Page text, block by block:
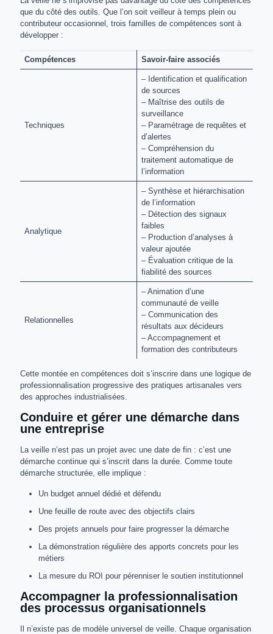
que du côté des outils. Que l’on soit veilleur à temps plein ou
contributeur occasionnel, trois familles de compétences sont à
développer :
Compétences Savoir-faire associés
Techniques
– Identification et qualification
de sources
– Maîtrise des outils de
surveillance
– Paramétrage de requêtes et
d’alertes
– Compréhension du
traitement automatique de
l’information
Analytique
– Synthèse et hiérarchisation
de l’information
– Détection des signaux
faibles
– Production d’analyses à
valeur ajoutée
– Évaluation critique de la
fiabilité des sources
Relationnelles
– Animation d’une
communauté de veille
– Communication des
résultats aux décideurs
– Accompagnement et
formation des contributeurs
Cette montée en compétences doit s’inscrire dans une logique de
professionnalisation progressive des pratiques artisanales vers
des approches industrialisées.
Conduire et gérer une démarche dans
une entreprise
La veille n’est pas un projet avec une date de fin : c’est une
démarche continue qui s’inscrit dans la durée. Comme toute
démarche structurée, elle implique :
Un budget annuel dédié et défendu
Une feuille de route avec des objectifs clairs
Des projets annuels pour faire progresser la démarche
La démonstration régulière des apports concrets pour les
métiers
La mesure du ROI pour pérenniser le soutien institutionnel
Accompagner la professionnalisation
des processus organisationnels
Il n’existe pas de modèle universel de veille. Chaque organisation